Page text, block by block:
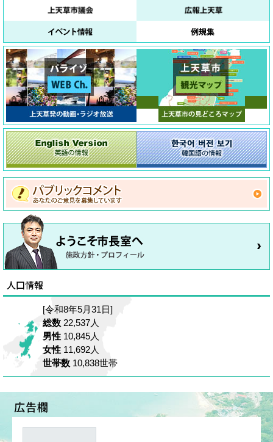
[令和8年5月31日]
総数 22,537人
男性 10,845人
女性 11,692人
世帯数 10,838世帯